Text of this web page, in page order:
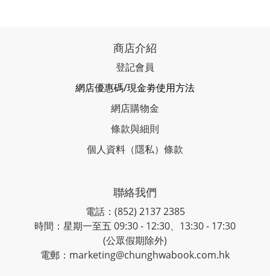
商店介紹
登記會員
網店優惠碼/現金劵使用方法
網店購物金
條款與細則
個人資料（隱私）條款
聯絡我們
電話：(852) 2137 2385
時間：星期一至五 09:30 - 12:30、13:30 - 17:30
(公眾假期除外)
電郵：marketing@chunghwabook.com.hk